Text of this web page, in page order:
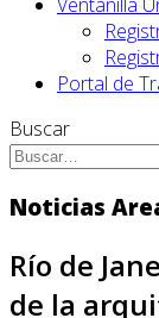
Portal de
Buscar
Noticias
Río de
de la